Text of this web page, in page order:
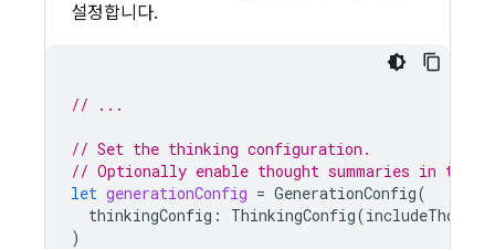
설정합니다.
// ...
// Set the thinking configuration.
// Optionally enable thought summaries in the
let generationConfig = GenerationConfig(
thinkingConfig : ThinkingConfig(
)